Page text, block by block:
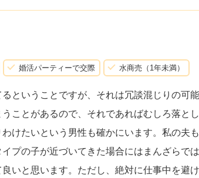
婚活パーティーで交際 水商売（1年未満）
ということですが、それは冗談混じりの可
ことがあるので、それであればむしろ落と
けたいという男性も確かにいます。私の夫
プの子が近づいてきた場合にはまんざらで
いと思います。ただし、絶対に仕事中を避